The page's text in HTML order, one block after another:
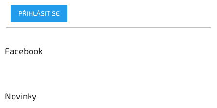
PŘIHLÁSIT SE
Facebook
Novinky